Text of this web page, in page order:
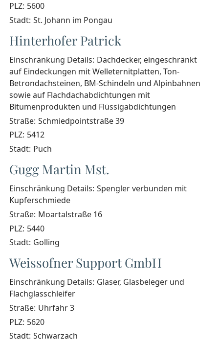
PLZ: 5600
Stadt: St. Johann im Pongau
Hinterhofer Patrick
Einschränkung Details: Dachdecker, eingeschränkt
auf Eindeckungen mit Welleternitplatten, Ton-
Betrondachsteinen, BM-Schindeln und Alpinbahnen
sowie auf Flachdachabdichtungen mit
Bitumenprodukten und Flüssigabdichtungen
Straße: Schmiedpointstraße 39
PLZ: 5412
Stadt: Puch
Gugg Martin Mst.
Einschränkung Details: Spengler verbunden mit
Kupferschmiede
Straße: Moartalstraße 16
PLZ: 5440
Stadt: Golling
Weissofner Support GmbH
Einschränkung Details: Glaser, Glasbeleger und
Flachglasschleifer
Straße: Uhrfahr 3
PLZ: 5620
Stadt: Schwarzach